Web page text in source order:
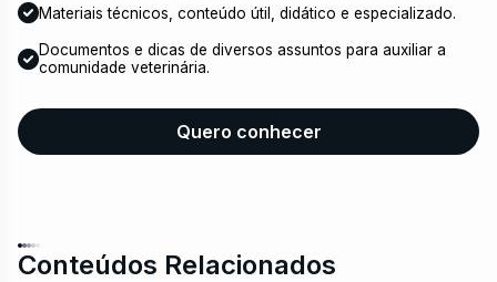
Materiais técnicos, conteúdo útil, didático e especializado.
Documentos e dicas de diversos assuntos para auxiliar a
comunidade veterinária.
Quero conhecer
Conteúdos Relacionados